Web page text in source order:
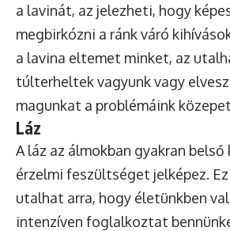
a lavinát, az jelezheti, hogy
megbirkózni a ránk váró
a lavina eltemet minket, az
túlterheltek vagyunk vagy
magunkat a problémáink
Láz
A láz az álmokban gyakran
érzelmi feszültséget jelképez.
utalhat arra, hogy életünkben
intenzíven foglalkoztat